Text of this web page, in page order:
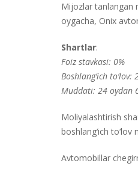
Mijozlar tanlangan
oygacha, Onix
Shartlar:
Foiz stavkasi: 0%
Boshlang‘ich
Muddati: 24 oydan
Moliyalashtirish
boshlang‘ich
Avtomobillar